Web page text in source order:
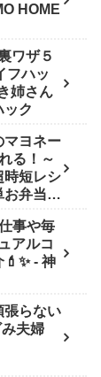
HOME
ワザ５
フハッ
姉さん
ック
マヨネー
る！～
時短レシ
お弁当お
さごは
事や毎
アルコ
- 神
張らない
夫婦